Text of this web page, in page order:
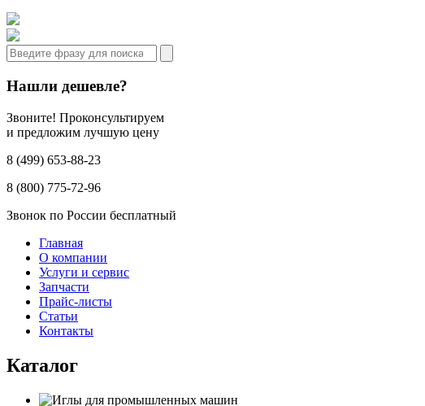
Нашли дешевле?
Звоните! Проконсультируем
и предложим лучшую цену
8 (499) 653-88-23
8 (800) 775-72-96
Звонок по России бесплатный
Главная
О компании
Услуги и сервис
Запчасти
Прайс-листы
Статьи
Контакты
Каталог